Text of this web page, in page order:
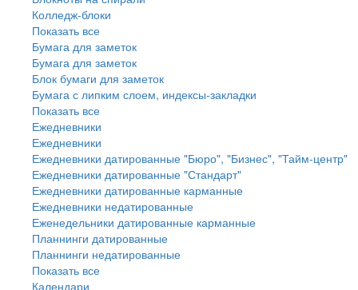
Колледж-блоки
Показать все
Бумага для заметок
Бумага для заметок
Блок бумаги для заметок
Бумага с липким слоем, индексы-закладки
Показать все
Ежедневники
Ежедневники
Ежедневники датированные "Бюро", "Бизнес", "Тайм-центр"
Ежедневники датированные "Стандарт"
Ежедневники датированные карманные
Ежедневники недатированные
Еженедельники датированные карманные
Планнинги датированные
Планнинги недатированные
Показать все
Календари